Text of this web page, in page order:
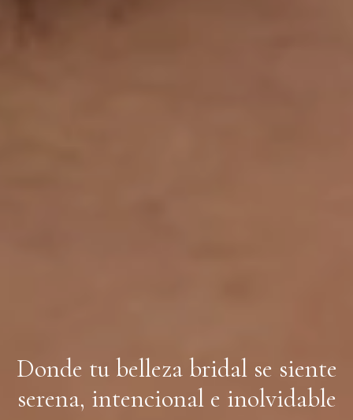
Donde tu belleza bridal se siente
serena, intencional e inolvidable